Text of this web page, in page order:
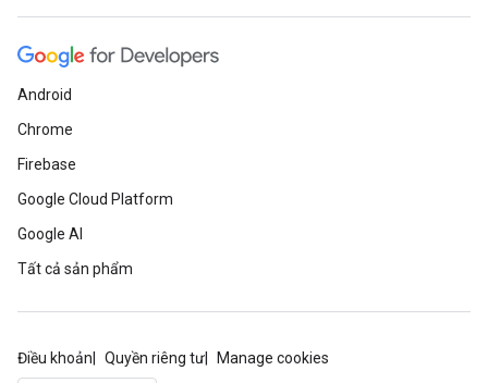
Android
Chrome
Firebase
Google Cloud Platform
Google AI
Tất cả sản phẩm
Điều khoản Quyền riêng tư Manage cookies